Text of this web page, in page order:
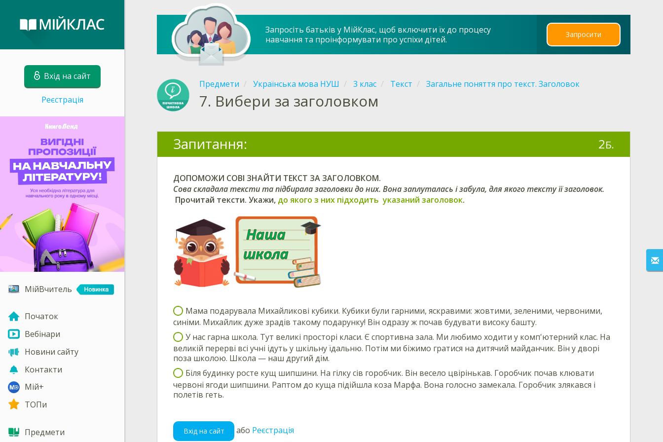
Вхід на сайт
Реєстрація
МійВчитель
Початок
Вебінари
Новини сайту
Контакти
Мій+
ТОПи
Предмети
Запросіть батьків у МійКлас, щоб включити їх до процесу
навчання та проінформувати про успіхи дітей.
Запросити
Предмети Українська мова НУШ 3 клас Текст Загальне поняття про текст. Заголовок
7. Вибери за заголовком
Запитання: 2Б.
ДОПОМОЖИ СОВІ ЗНАЙТИ ТЕКСТ ЗА ЗАГОЛОВКОМ.
Сова складала тексти та підбирала заголовки до них. Вона заплуталась і забула, для якого тексту її заголовок.
Прочитай тексти. Укажи, до якого з них підходитьуказаний заголовок.
Мама подарувала Михайликові кубики. Кубики були гарними, яскравими: жовтими, зеленими, червоними,
синіми. Михайлик дуже зрадів такому подарунку! Він одразу ж почав будувати високу башту.
У нас гарна школа. Тут великі просторі класи. Є спортивна зала. Ми любимо ходити у комп'ютерний клас. На
великій перерві всі учні ідуть у шкільну їдальню. Потім ми біжимо гратися на дитячий майданчик. Він у дворі
поза школою. Школа — наш другий дім.
Біля будинку росте кущ шипшини. На гілку сів горобчик. Він весело цвірінькав. Горобчик почав клювати
червоні ягоди шипшини. Раптом до куща підійшла коза Марфа. Вона голосно замекала. Горобчик злякався і
полетів геть.
Вхід на сайт або Реєстрація